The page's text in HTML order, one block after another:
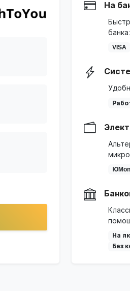
На
банка:
VISA
На
Без